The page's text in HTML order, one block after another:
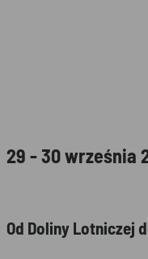
29 - 30 września
Od Doliny Lotniczej